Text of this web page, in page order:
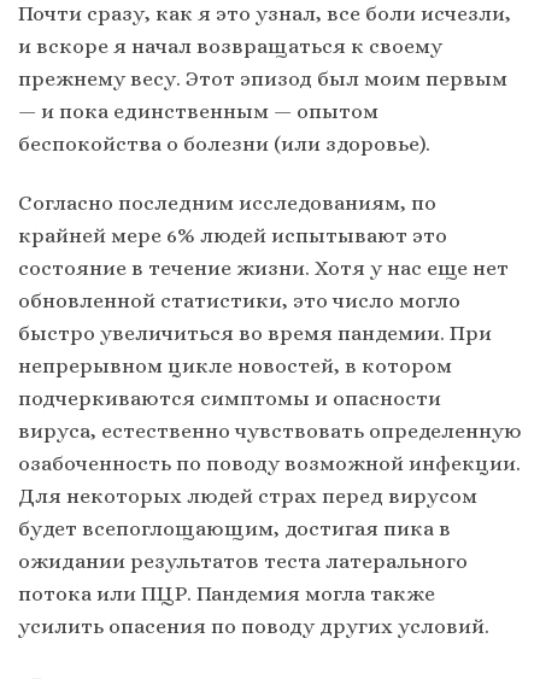
Почти сразу, как я это узнал, все боли исчезли,
и вскоре я начал возвращаться к своему
прежнему весу. Этот эпизод был моим первым
— и пока единственным — опытом
беспокойства о болезни (или здоровье).
Согласно последним исследованиям, по
крайней мере 6% людей испытывают это
состояние в течение жизни. Хотя у нас еще нет
обновленной статистики, это число могло
быстро увеличиться во время пандемии. При
непрерывном цикле новостей, в котором
подчеркиваются симптомы и опасности
вируса, естественно чувствовать определенную
озабоченность по поводу возможной инфекции.
Для некоторых людей страх перед вирусом
будет всепоглощающим, достигая пика в
ожидании результатов теста латерального
потока или ПЦР. Пандемия могла также
усилить опасения по поводу других условий.